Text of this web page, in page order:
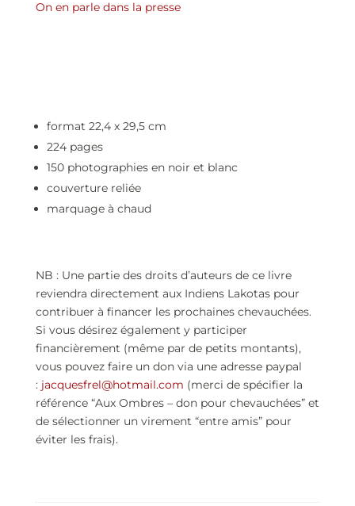
On en parle dans la presse
format 22,4 x 29,5 cm
224 pages
150 photographies en noir et blanc
couverture reliée
marquage à chaud
NB : Une partie des droits d’auteurs de ce livre
reviendra directement aux Indiens Lakotas pour
contribuer à financer les prochaines chevauchées.
Si vous désirez également y participer
financièrement (même par de petits montants),
vous pouvez faire un don via une adresse paypal
: jacquesfrel@hotmail.com (merci de spécifier la
référence “Aux Ombres – don pour chevauchées” et
de sélectionner un virement “entre amis” pour
éviter les frais).